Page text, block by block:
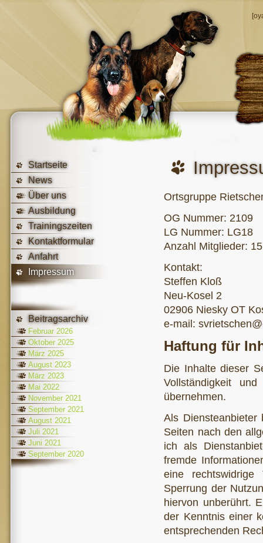
Startseite
News
Über uns
Ausbildung
Trainingszeiten
Kontaktformular
Anfahrt
Impressum
Beitragsarchiv
Februar 2026
Oktober 2025
März 2025
August 2023
März 2023
Mai 2022
November 2021
September 2021
August 2021
Juli 2021
Juni 2021
September 2020
Ortsgruppe
OG Nummer: 2109
LG Nummer: LG18
Anzahl Mitglieder: 15
Kontakt:
Steffen Kloß
Neu-Kosel 2
02906 Niesky OT
e-mail:
Haftung für
Die Inhalte dieser
Vollständigkeit
übernehmen.
Als
Seiten nach den
ich als
fremde
eine rechtswidrige
Sperrung der
hiervon unberührt.
der Kenntnis einer
entsprechenden